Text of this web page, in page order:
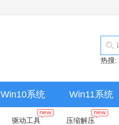
热搜:
Win10系统 Win11系统
驱动工具 压缩解压